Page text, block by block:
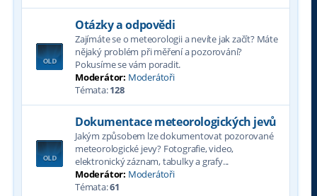
Otázky a odpovědi
Zajímáte se o meteorologii a nevíte jak začít? Máte
nějaký problém při měření a pozorování?
Pokusíme se vám poradit.
Moderátor: Moderátoři
Témata:128
Dokumentace meteorologických jevů
Jakým způsobem lze dokumentovat pozorované
meteorologické jevy? Fotografie, video,
elektronický záznam, tabulky a grafy...
Moderátor: Moderátoři
Témata:61